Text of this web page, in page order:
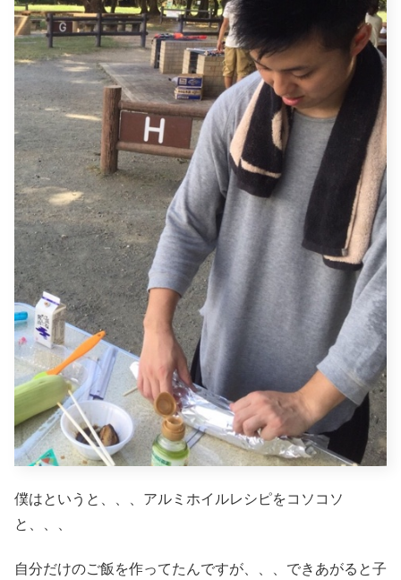
僕はというと、、、アルミホイルレシピをコソコソ
と、、、
自分だけのご飯を作ってたんですが、、、できあがると子